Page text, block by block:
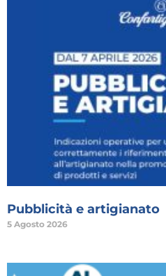
Pubblicità e artigianato
5 Agosto 2026